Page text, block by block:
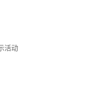
活动